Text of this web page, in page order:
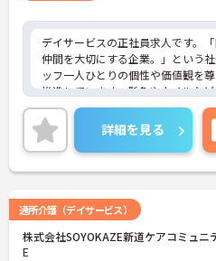
デイサービスの正社員求人です。
仲間を大切にする企業。」という
ッフ一人ひとりの個性や価値観を
推進しています。髪色やネイルな
ば原則自由となっており、自分ら
理なく働くことが可能です。日々の
ワークは賞与とは別に支給される
っかり還元されるため、高いモチ
しながら業務に取り組めます。残
されており、プライベートの時間
境です。定年65歳以降も再雇用制度
勤務可能であり、退職金制度も完
詳細を見る
通所介護（デイサービス）
株式会社SOYOKAZE新道ケアコミュニ
E